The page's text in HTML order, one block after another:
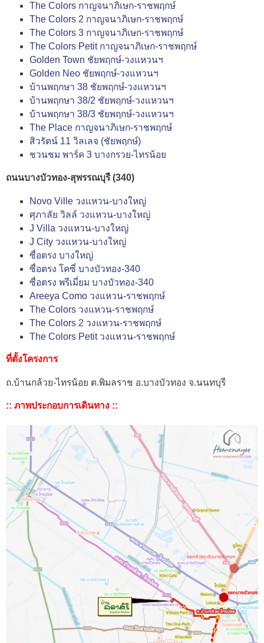
The Colors กาญจนาภิเษก-ราชพฤกษ์
The Colors 2 กาญจนาภิเษก-ราชพฤกษ์
The Colors 3 กาญจนาภิเษก-ราชพฤกษ์
The Colors Petit กาญจนาภิเษก-ราชพฤกษ์
Golden Town ชัยพฤกษ์-วงแหวนฯ
Golden Neo ชัยพฤกษ์-วงแหวนฯ
บ้านพฤกษา 38 ชัยพฤกษ์-วงแหวนฯ
บ้านพฤกษา 38/2 ชัยพฤกษ์-วงแหวนฯ
บ้านพฤกษา 38/3 ชัยพฤกษ์-วงแหวนฯ
The Place กาญจนาภิเษก-ราชพฤกษ์
สิวรัตน์ 11 วิลเลจ (ชัยพฤกษ์)
ชวนชม พาร์ค 3 บางกรวย-ไทรน้อย
ถนนบางบัวทอง-สุพรรณบุรี (340)
Novo Ville วงแหวน-บางใหญ่
ศุภาลัย วิลล์ วงแหวน-บางใหญ่
J Villa วงแหวน-บางใหญ่
J City วงแหวน-บางใหญ่
ซื่อตรง บางใหญ่
ซื่อตรง โคซี่ บางบัวทอง-340
ซื่อตรง พรีเมี่ยม บางบัวทอง-340
Areeya Como วงแหวน-ราชพฤกษ์
The Colors วงแหวน-ราชพฤกษ์
The Colors 2 วงแหวน-ราชพฤกษ์
The Colors Petit วงแหวน-ราชพฤกษ์
ที่ตั้งโครงการ
ถ.บ้านกล้วย-ไทรน้อย ต.พิมลราช อ.บางบัวทอง จ.นนทบุรี
:: ภาพประกอบการเดินทาง ::